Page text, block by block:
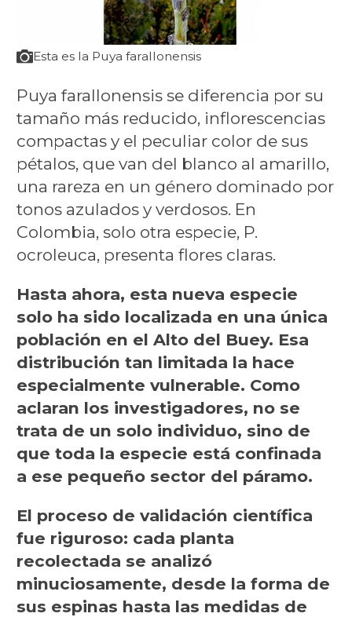
Esta es la Puya farallonensis
Puya farallonensis se diferencia por su
tamaño más reducido, inflorescencias
compactas y el peculiar color de sus
pétalos, que van del blanco al amarillo,
una rareza en un género dominado por
tonos azulados y verdosos. En
Colombia, solo otra especie, P.
ocroleuca, presenta flores claras.
Hasta ahora, esta nueva especie
solo ha sido localizada en una única
población en el Alto del Buey. Esa
distribución tan limitada la hace
especialmente vulnerable. Como
aclaran los investigadores, no se
trata de un solo individuo, sino de
que toda la especie está confinada
a ese pequeño sector del páramo.
El proceso de validación científica
fue riguroso: cada planta
recolectada se analizó
minuciosamente, desde la forma de
sus espinas hasta las medidas de